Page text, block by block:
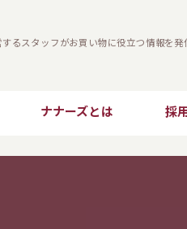
るスタッフがお買い物に役立つ情報を発
ナナーズとは 採